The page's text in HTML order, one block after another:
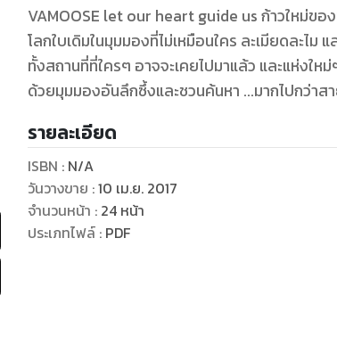
VAMOOSE let our heart guide us ก้าวใหม่ของนิตยสารท่องเที่ยวที่จะพาผู้อ่านออกเดินทางไปสัมผัส
โลกใบเดิมในมุมมองที่ไม่เหมือนใคร ละเมียดละไม และน่ารื่นรมย์ เพราะเราเชื่อมั่นว่าทุกเส้นทางและหย่อมย่าน
ทั้งสถานที่ที่ใครๆ อาจจะเคยไปมาแล้ว และแห่งใ
ด้วยมุมมองอันลึกซึ้งและชวนค้นหา ...มากไปกว่าส
รายละเอียด
ISBN : N/A
วันวางขาย :10 เม.ย. 2017
จำนวนหน้า : 24 หน้า
ประเภทไฟล์: PDF